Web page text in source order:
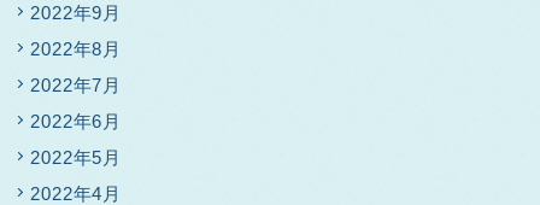
2022年9月
2022年8月
2022年7月
2022年6月
2022年5月
2022年4月